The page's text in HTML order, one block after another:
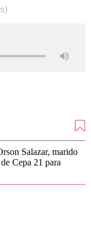
Salazar, marido
Cepa 21 para